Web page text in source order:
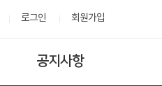
로그인 회원가입
공지사항